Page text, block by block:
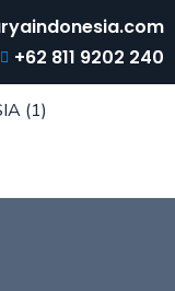
+62 811 9202 240